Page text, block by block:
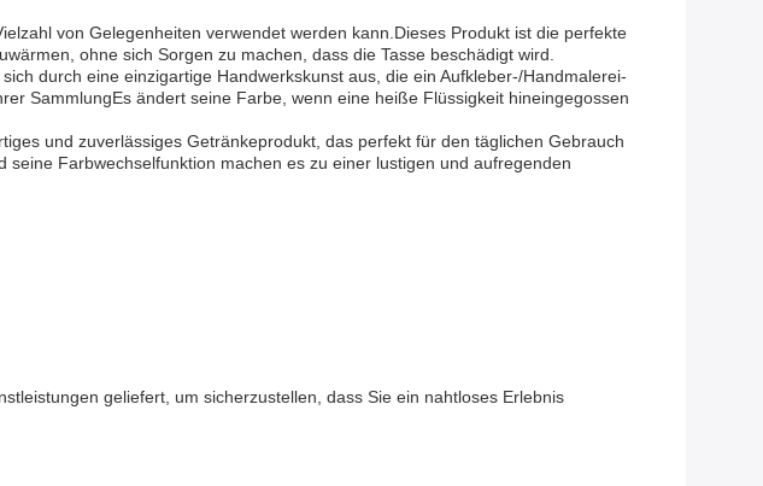
von Gelegenheiten verwendet werden kann.Dieses Produkt ist die perfekte
ohne sich Sorgen zu machen, dass die Tasse beschädigt wird.
durch eine einzigartige Handwerkskunst aus, die ein Aufkleber-/Handmalerei-
SammlungEs ändert seine Farbe, wenn eine heiße Flüssigkeit hineingegossen
und zuverlässiges Getränkeprodukt, das perfekt für den täglichen Gebrauch
Farbwechselfunktion machen es zu einer lustigen und aufregenden
geliefert, um sicherzustellen, dass Sie ein nahtloses Erlebnis